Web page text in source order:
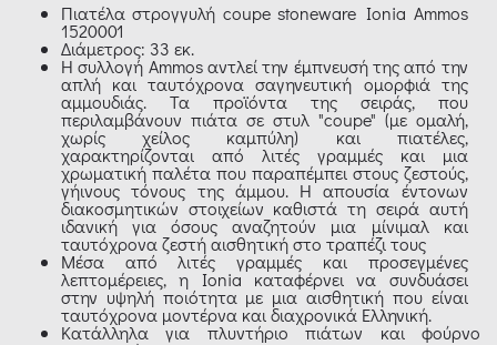
Πιατέλα στρογγυλή coupe stoneware Ionia Ammos
1520001
Διάμετρος: 33 εκ.
Η συλλογή Ammos αντλεί την έμπνευσή της από την
απλή και ταυτόχρονα σαγηνευτική ομορφιά της
αμμουδιάς. Τα προϊόντα της σειράς, που
περιλαμβάνουν πιάτα σε στυλ "coupe" (με ομαλή,
χωρίς χείλος καμπύλη) και πιατέλες,
χαρακτηρίζονται από λιτές γραμμές και μια
χρωματική παλέτα που παραπέμπει στους ζεστούς,
γήινους τόνους της άμμου. Η απουσία έντονων
διακοσμητικών στοιχείων καθιστά τη σειρά αυτή
ιδανική για όσους αναζητούν μια μίνιμαλ και
ταυτόχρονα ζεστή αισθητική στο τραπέζι τους
Μέσα από λιτές γραμμές και προσεγμένες
λεπτομέρειες, η Ionia καταφέρνει να συνδυάσει
στην υψηλή ποιότητα με μια αισθητική που είναι
ταυτόχρονα μοντέρνα και διαχρονικά Ελληνική.
Κατάλληλα για πλυντήριο πιάτων και φούρνο